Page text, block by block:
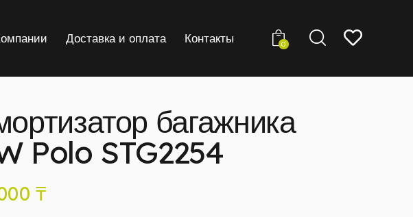
Доставка и оплата Контакты 0
багажника
Polo STG2254
₸